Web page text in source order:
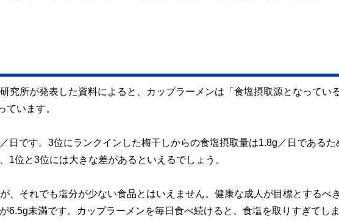
究所が発表した資料によると、カップラーメンは「食塩摂取源となってい
ています。
日です。3位にランクインした梅干しからの食塩摂取量は1.8g／日であるた
1位と3位には大きな差があるといえるでしょう。
、それでも塩分が少ない食品とはいえません。健康な成人が目標とするべ
6.5g未満です。カップラーメンを毎日食べ続けると、食塩を取りすぎてし